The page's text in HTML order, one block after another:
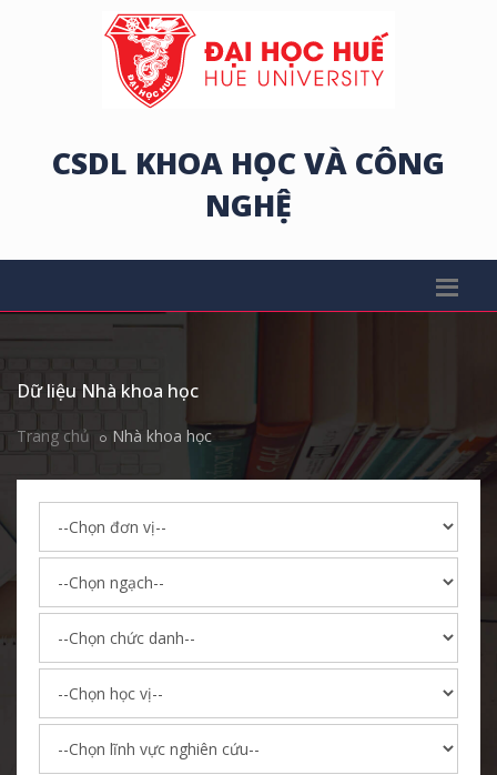
CSDL KHOA HỌC VÀ CÔNG
NGHỆ
Dữ liệu Nhà khoa học
Trang chủ Nhà khoa học